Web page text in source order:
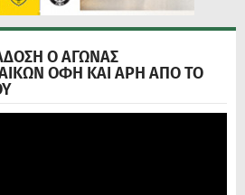
Ο ΑΓΩΝΑΣ
ΟΦΗ ΚΑΙ ΑΡΗ ΑΠΟ ΤΟ